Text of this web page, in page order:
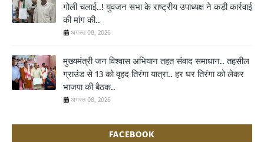
गोली चलाई..! युवजन सभा के राष्ट्रीय उपाध्यक्ष ने कड़ी कार्रवाई
की मांग की..
अगस्त 08, 2026
मुख्यमंत्री जन विश्वास अभियान तहत संवाद समाधान.. तहसील
ग्राउंड से 13 को वृहद तिरंगा यात्रा.. हर घर तिरंगा को लेकर
भाजपा की बैठक..
अगस्त 08, 2026
FACEBOOK